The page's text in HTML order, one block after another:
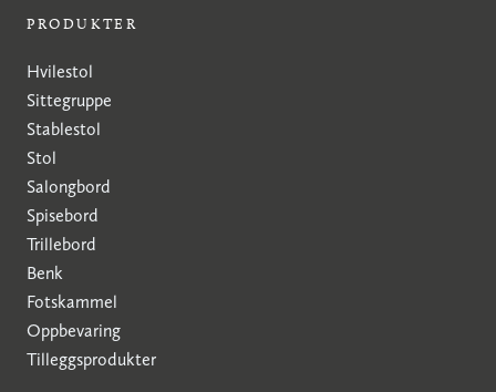
PRODUKTER
Hvilestol
Sittegruppe
Stablestol
Stol
Salongbord
Spisebord
Trillebord
Benk
Fotskammel
Oppbevaring
Tilleggsprodukter